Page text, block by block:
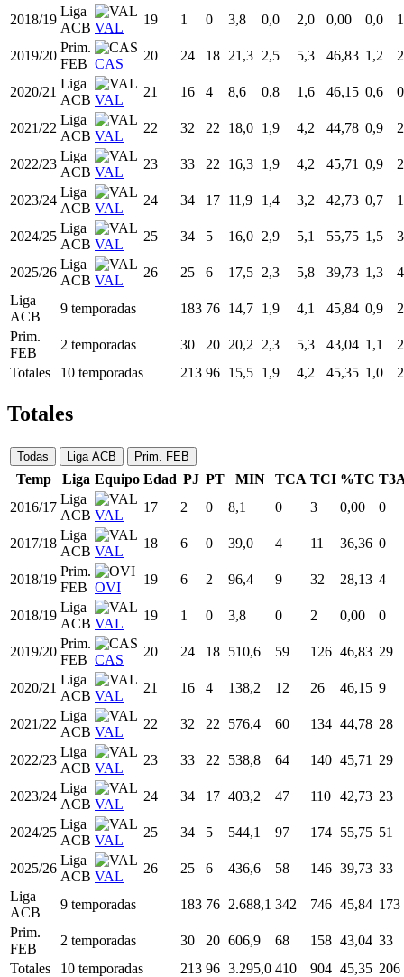
2018/19
Liga
ACB VAL
19 1 0 3,8 0,0 2,0 0,00 0,0
2019/20
Prim.
FEB CAS
20 24 18 21,3 2,5 5,3 46,83 1,2
2020/21
Liga
ACB VAL
21 16 4 8,6 0,8 1,6 46,15 0,6
2021/22
Liga
ACB VAL
22 32 22 18,0 1,9 4,2 44,78 0,9
2022/23
Liga
ACB VAL
23 33 22 16,3 1,9 4,2 45,71 0,9
2023/24
Liga
ACB VAL
24 34 17 11,9 1,4 3,2 42,73 0,7
2024/25
Liga
ACB VAL
25 34 5 16,0 2,9 5,1 55,75 1,5
2025/26
Liga
ACB VAL
26 25 6 17,5 2,3 5,8 39,73 1,3
Liga
ACB
9 temporadas 183 76 14,7 1,9 4,1 45,84 0,9
Prim.
FEB
2 temporadas 30 20 20,2 2,3 5,3 43,04 1,1
Totales
10 temporadas 213 96 15,5 1,9 4,2 45,35 1,0
Totales
Todas Liga ACB Prim. FEB
Temp Liga Equipo Edad PJ PT MIN TCA TCI %TC
2016/17
Liga
ACB VAL
17 2 0 8,1 0 3 0,00 0
2017/18
Liga
ACB VAL
18 6 0 39,0 4 11 36,36 0
2018/19
Prim.
FEB OVI
19 6 2 96,4 9 32 28,13 4
2018/19
Liga
ACB VAL
19 1 0 3,8 0 2 0,00 0
2019/20
Prim.
FEB CAS
20 24 18 510,6 59 126 46,83 29
2020/21
Liga
ACB VAL
21 16 4 138,2 12 26 46,15 9
2021/22
Liga
ACB VAL
22 32 22 576,4 60 134 44,78 28
2022/23
Liga
ACB VAL
23 33 22 538,8 64 140 45,71 29
2023/24
Liga
ACB VAL
24 34 17 403,2 47 110 42,73 23
2024/25
Liga
ACB VAL
25 34 5 544,1 97 174 55,75 51
2025/26
Liga
ACB VAL
26 25 6 436,6 58 146 39,73 33
Liga
ACB
9 temporadas 183 76 2.688,1 342 746 45,84 173
Prim.
FEB
2 temporadas 30 20 606,9 68 158 43,04 33
Totales
10 temporadas 213 96 3.295,0 410 904 45,35 206